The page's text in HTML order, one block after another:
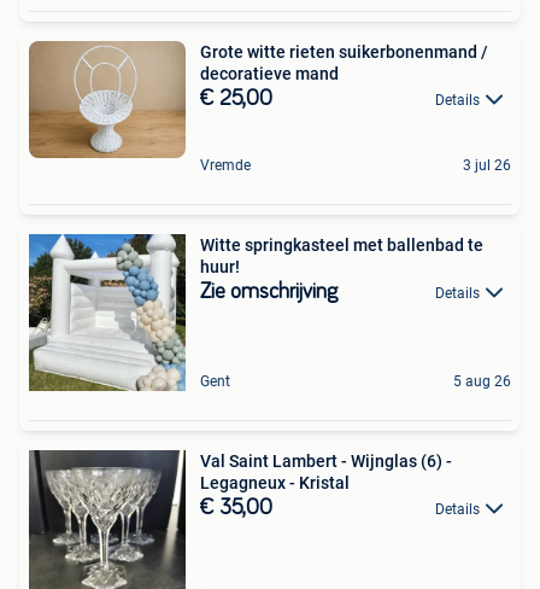
Grote witte rieten suikerbonenmand /
decoratieve mand
€ 25,00 Details
Vremde 3 jul 26
Witte springkasteel met ballenbad te
huur!
Zie omschrijving Details
Gent 5 aug 26
Val Saint Lambert - Wijnglas (6) -
Legagneux - Kristal
€ 35,00 Details